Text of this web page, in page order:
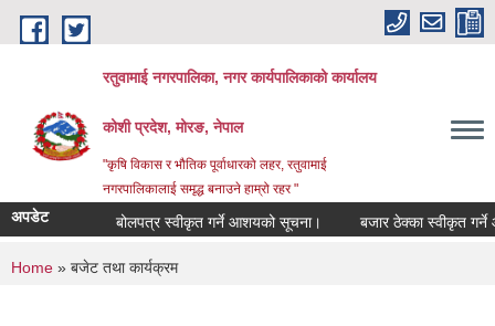
Skip to main content
रतुवामाई नगरपालिका, नगर कार्यपालिकाको कार्यालय
कोशी प्रदेश, मोरङ, नेपाल
"कृषि विकास र भौतिक पूर्वाधारको लहर, रतुवामाई
नगरपालिकालाई समृद्ध बनाउने हाम्रो रहर "
अपडेट बोलपत्र स्वीकृत गर्ने आशयको सूचना। बजार ठेक्का स्वीकृत गर्ने
You are here
Home » बजेट तथा कार्यक्रम